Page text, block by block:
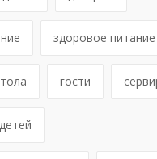
здоровое питание
гости